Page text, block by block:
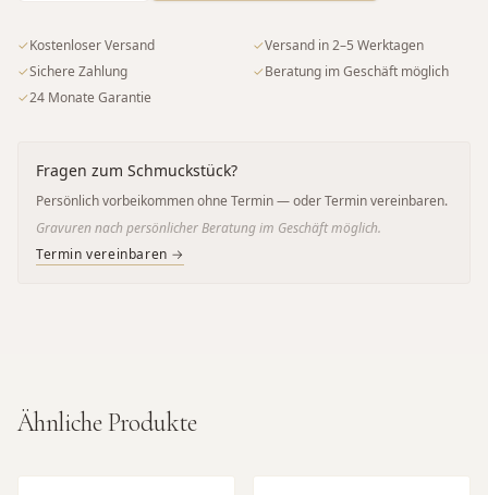
✓Kostenloser Versand ✓Versand in 2–5 Werktagen
✓Sichere Zahlung ✓Beratung im Geschäft möglich
✓24 Monate Garantie
Fragen zum Schmuckstück?
Persönlich vorbeikommen ohne Termin — oder Termin vereinbaren.
Gravuren nach persönlicher Beratung im Geschäft möglich.
Termin vereinbaren →
Ähnliche Produkte